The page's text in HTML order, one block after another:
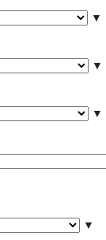
▼
▼
▼
▼